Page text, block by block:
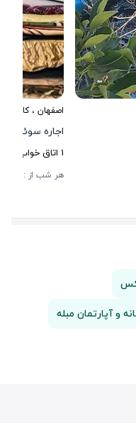
اصفهان ،کاشان
اجاره سوئیت
1 اتاق خواب .
هر شب از :
و آپارتمان مبله